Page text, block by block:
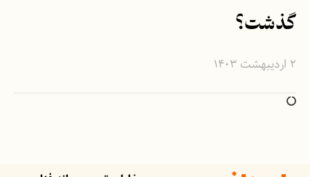
گذشت؟
۲ اردیبهشت ۱۴۰۳